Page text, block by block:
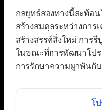
กลยุทธ์สองทางนี้สะท้อ
สร้างสมดุลระหว่างการ
สร้างสรรค์สิ่งใหม่ การ
ในขณะที่การพัฒนาโปร
การรักษาความผูกพันกั
โป